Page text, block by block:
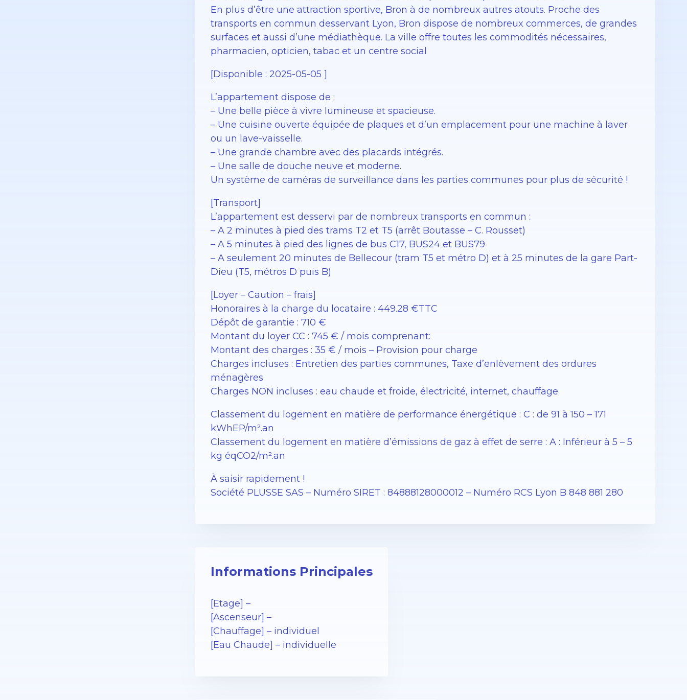
En plus d’être une attraction sportive, Bron à de nombreux autres atouts. Proche des
transports en commun desservant Lyon, Bron dispose de nombreux commerces, de grandes
surfaces et aussi d’une médiathèque. La ville offre toutes les commodités nécessaires,
pharmacien, opticien, tabac et un centre social
[Disponible : 2025-05-05 ]
L’appartement dispose de :
– Une belle pièce à vivre lumineuse et spacieuse.
– Une cuisine ouverte équipée de plaques et d’un emplacement pour une machine à laver
ou un lave-vaisselle.
– Une grande chambre avec des placards intégrés.
– Une salle de douche neuve et moderne.
Un système de caméras de surveillance dans les parties communes pour plus de sécurité !
[Transport]
L’appartement est desservi par de nombreux transports en commun :
– A 2 minutes à pied des trams T2 et T5 (arrêt Boutasse – C. Rousset)
– A 5 minutes à pied des lignes de bus C17, BUS24 et BUS79
– A seulement 20 minutes de Bellecour (tram T5 et métro D) et à 25 minutes de la gare Part-
Dieu (T5, métros D puis B)
[Loyer – Caution – frais]
Honoraires à la charge du locataire : 449.28 €TTC
Dépôt de garantie : 710 €
Montant du loyer CC : 745 € / mois comprenant:
Montant des charges : 35 € / mois – Provision pour charge
Charges incluses : Entretien des parties communes, Taxe d’enlèvement des ordures
ménagères
Charges NON incluses : eau chaude et froide, électricité, internet, chauffage
Classement du logement en matière de performance énergétique : C : de 91 à 150 – 171
kWhEP/m².an
Classement du logement en matière d’émissions de gaz à effet de serre : A : Inférieur à 5 – 5
kg éqCO2/m².an
À saisir rapidement !
Société PLUSSE SAS – ​​Numéro SIRET : 84888128000012 – Numéro RCS Lyon B 848 881 280
Informations Principales
[Etage] –
[Ascenseur] –
[Chauffage] – individuel
[Eau Chaude] – individuelle